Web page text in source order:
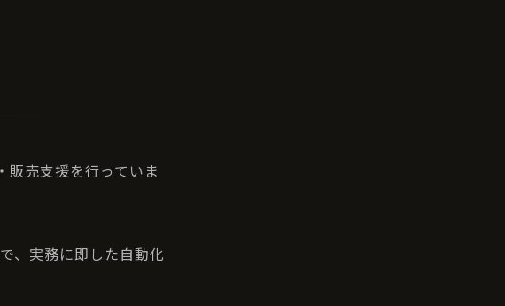
販売支援を行っていま
、実務に即した自動化